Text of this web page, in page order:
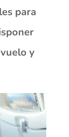
para
y